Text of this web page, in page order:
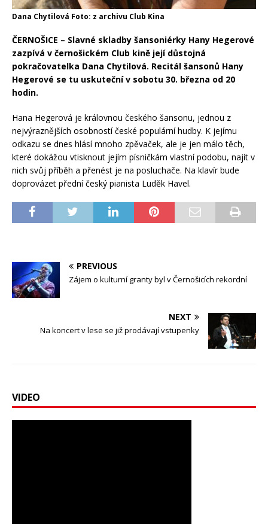
Dana Chytilová Foto: z archivu Club Kina
ČERNOŠICE – Slavné skladby šansoniérky Hany Hegerové
zazpívá v černošickém Club kině její důstojná
pokračovatelka Dana Chytilová. Recitál šansonů Hany
Hegerové se tu uskuteční v sobotu 30. března od 20
hodin.
Hana Hegerová je královnou českého šansonu, jednou z
nejvýraznějších osobností české populární hudby. K jejímu
odkazu se dnes hlásí mnoho zpěvaček, ale je jen málo těch,
které dokážou vtisknout jejím písničkám vlastní podobu, najít v
nich svůj příběh a přenést je na posluchače. Na klavír bude
doprovázet přední český pianista Luděk Havel.
PREVIOUS
Zájem o kulturní granty byl v Černošicích rekordní
NEXT
Na koncert v lese se již prodávají vstupenky
VIDEO